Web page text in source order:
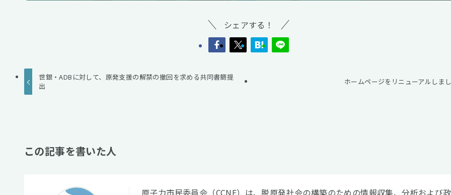
シェアする！
世銀・ADBに対して、原発支援の解禁の撤回を求める共同書簡提
出
ホームページをリニューアルしま
この記事を書いた人
原子力市民委員会（CCNE）は、脱原発社会の構築のための情報収集、分析および